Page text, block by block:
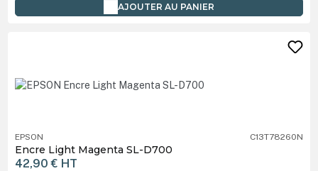
AJOUTER AU PANIER
EPSON C13T78260N
Encre Light Magenta SL-D700
42,90 € HT